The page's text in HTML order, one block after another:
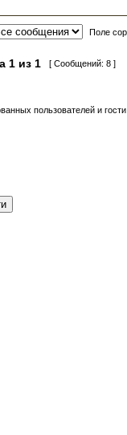
Поле
1 из 1 [ Сообщений: 8 ]
пользователей и